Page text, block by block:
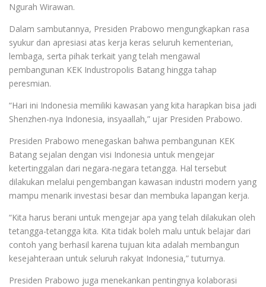
Ngurah Wirawan.
Dalam sambutannya, Presiden Prabowo mengungkapkan rasa
syukur dan apresiasi atas kerja keras seluruh kementerian,
lembaga, serta pihak terkait yang telah mengawal
pembangunan KEK Industropolis Batang hingga tahap
peresmian.
“Hari ini Indonesia memiliki kawasan yang kita harapkan bisa jadi
Shenzhen-nya Indonesia, insyaallah,” ujar Presiden Prabowo.
Presiden Prabowo menegaskan bahwa pembangunan KEK
Batang sejalan dengan visi Indonesia untuk mengejar
ketertinggalan dari negara-negara tetangga. Hal tersebut
dilakukan melalui pengembangan kawasan industri modern yang
mampu menarik investasi besar dan membuka lapangan kerja.
“Kita harus berani untuk mengejar apa yang telah dilakukan oleh
tetangga-tetangga kita. Kita tidak boleh malu untuk belajar dari
contoh yang berhasil karena tujuan kita adalah membangun
kesejahteraan untuk seluruh rakyat Indonesia,” tuturnya.
Presiden Prabowo juga menekankan pentingnya kolaborasi